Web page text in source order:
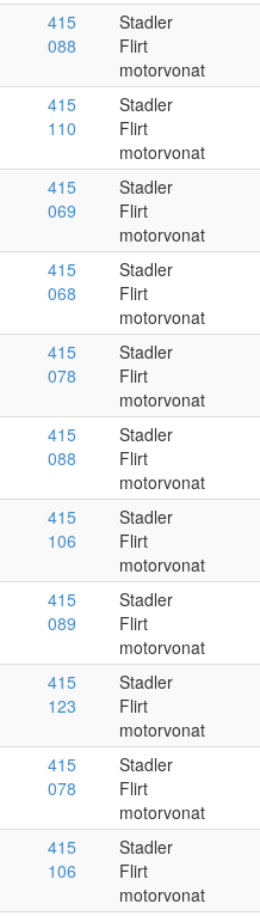
415
088
Stadler
Flirt
motorvonat
415
110
Stadler
Flirt
motorvonat
415
069
Stadler
Flirt
motorvonat
415
068
Stadler
Flirt
motorvonat
415
078
Stadler
Flirt
motorvonat
415
088
Stadler
Flirt
motorvonat
415
106
Stadler
Flirt
motorvonat
415
089
Stadler
Flirt
motorvonat
415
123
Stadler
Flirt
motorvonat
415
078
Stadler
Flirt
motorvonat
415
106
Stadler
Flirt
motorvonat